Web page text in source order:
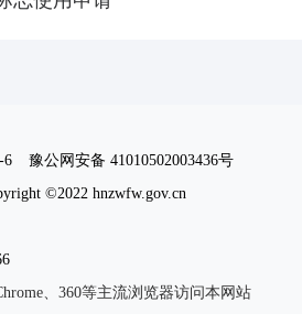
6
豫公网安备 41010502003436号
©2022 hnzwfw.gov.cn
、360等主流浏览器访问本网站